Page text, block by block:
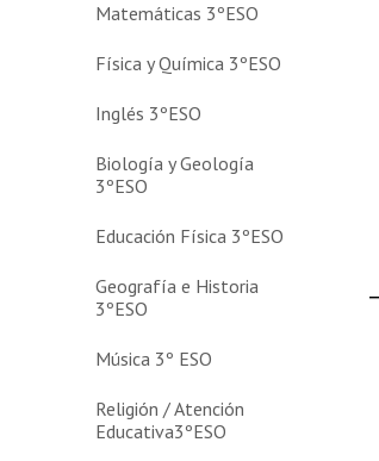
Matemáticas 3ºESO
Física y Química 3ºESO
Inglés 3ºESO
Biología y Geología
3ºESO
Educación Física 3ºESO
Geografía e Historia
3ºESO
Música 3º ESO
Religión / Atención
Educativa3ºESO